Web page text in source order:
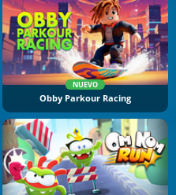
NUEVO
Obby Parkour Racing